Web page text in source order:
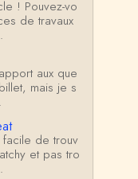
! Pouvez-vo
de travaux
aux que
mais je s
facile de trouv
et pas tro